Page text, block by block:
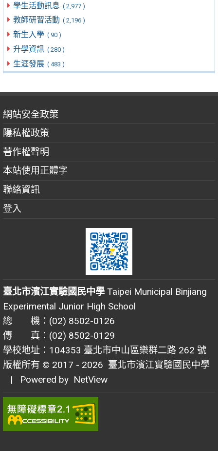
學生活動訊息 ( 2,977 )
教師研習活動 ( 2,196 )
新生入學 ( 90 )
升學資訊 ( 280 )
生涯發展 ( 483 )
網站安全政策
隱私權政策
著作權聲明
本站使用正體字
聯絡資訊
登入
臺北市濱江實驗國民中學 Taipei Municipal Binjiang
Experimental Junior High School
總 機：(02) 8502-0126
傳 真：(02) 8502-0129
學校地址：104353 臺北市中山區樂群二路 262 號
版權所有 © 2017 - 2026 臺北市濱江實驗國民中學
| Powered by NetView